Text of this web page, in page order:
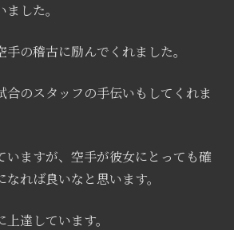
した。
の稽古に励んでくれました。
合のスタッフの手伝いもしてくれま
いますが、空手が彼女にとっても確
れば良いなと思います。
達しています。